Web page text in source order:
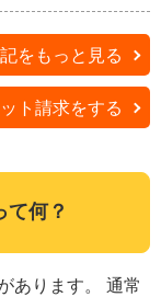
をもっと見る
ト請求をする
て何？
あります。 通常